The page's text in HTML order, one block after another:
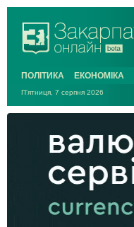
ПОЛІТИКА ЕКОНОМІКА
П'ятниця, 7 серпня 2026